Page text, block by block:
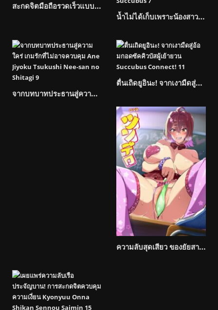
สะกดจิตมือถือรวดเร็วแบบ 5G ในแอพซัคคิวบัส Succubus Appli: Gakuen Sai*-
น้ำไม่ได้เก็บเพราะน้องสาวของผมเป็นซัคคิวบัส Marshmallow, Imouto, Succubus-
จากบทบาทประธานสู่ความใคร่ เกมรักที่ไม่อาจควบคุม Ane Jiyoku Tsukushi Nee-San No Shitagi-
ตื่นเถิดยูอินะ! จากเงามืดสู่อ้อมกอดซัคคิวบัสผู้เย้ายวน Succubus Connect!-
ความลับสุดเสียว ของยัยสาวดาวโรงเรียน Tsundero Series-